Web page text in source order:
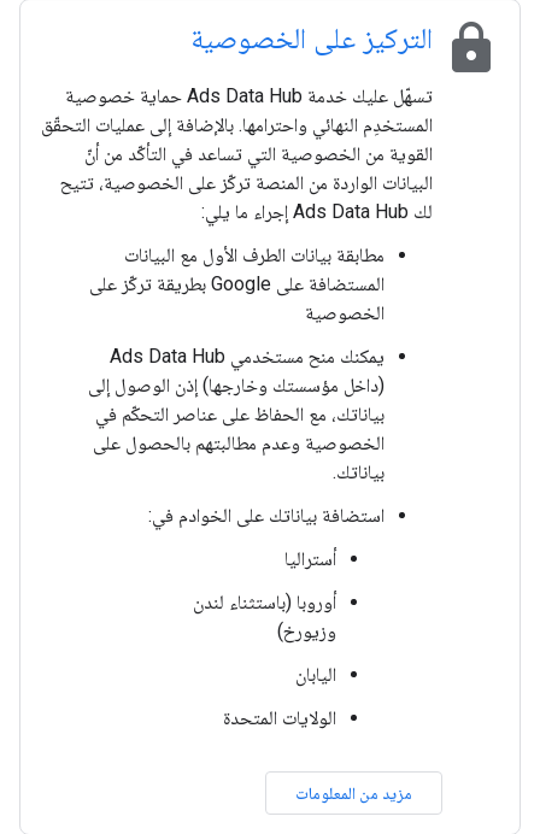
lock التركيز على الخصوصية
تسهّل عليك خدمة Ads Data Hub حماية خصوصية
المستخدِم النهائي واحترامها. بالإضافة إلى عمليات التحقّق
القوية من الخصوصية التي تساعد في التأكّد من أنّ
البيانات الواردة من المنصة تركّز على الخصوصية، تتيح
لك Ads Data Hub إجراء ما يلي:
مطابقة بيانات الطرف الأول مع البيانات
المستضافة على Google بطريقة تركّز على
الخصوصية
يمكنك منح مستخدمي Ads Data Hub
(داخل مؤسستك وخارجها) إذن الوصول إلى
بياناتك، مع الحفاظ على عناصر التحكّم في
الخصوصية وعدم مطالبتهم بالحصول على
بياناتك.
استضافة بياناتك على الخوادم في:
أستراليا
أوروبا (باستثناء لندن
وزيورخ)
اليابان
الولايات المتحدة
مزيد من المعلومات